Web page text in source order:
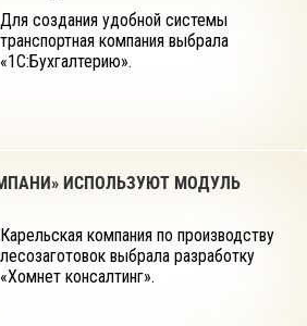
Для создания удобной системы
транспортная компания выбрала
«1С:Бухгалтерию».
ИСПОЛЬЗУЮТ МОДУЛЬ
Карельская компания по производству
лесозаготовок выбрала разработку
«Хомнет консалтинг».